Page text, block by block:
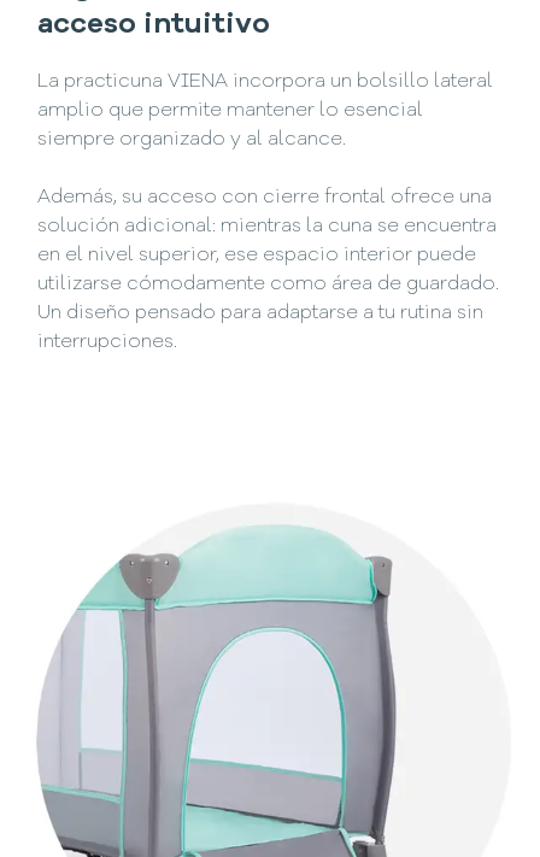
acceso intuitivo
La practicuna VIENA incorpora un bolsillo lateral
amplio que permite mantener lo esencial
siempre organizado y al alcance.
Además, su acceso con cierre frontal ofrece una
solución adicional: mientras la cuna se encuentra
en el nivel superior, ese espacio interior puede
utilizarse cómodamente como área de guardado.
Un diseño pensado para adaptarse a tu rutina sin
interrupciones.